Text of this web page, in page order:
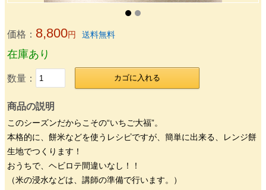
価格： 8,800円 送料無料
在庫あり
数量： カゴに入れる
商品の説明
このシーズンだからこその“いちご大福”。
本格的に、餅米などを使うレシピですが、簡単に出来る、レンジ餅
生地でつくります！
おうちで、ヘビロテ間違いなし！！
（米の浸水などは、講師の準備で行います。）